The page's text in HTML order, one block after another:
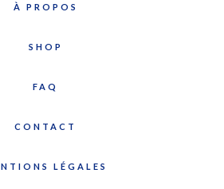
À PROPOS
SHOP
FAQ
CONTACT
LÉGALES